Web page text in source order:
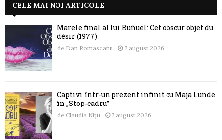
CELE MAI NOI ARTICOLE
Marele final al lui Buñuel: Cet obscur objet du
désir (1977)
de Dan Romascanu 7 august 2026
Captivi într-un prezent infinit cu Maja Lunde
în „Stop-cadru”
de Claudia Nițu 7 august 2026